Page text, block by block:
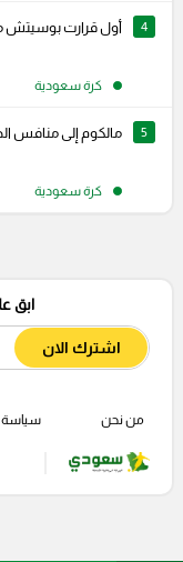
4 أول قرارت بوسيتش
كرة سعودية
5 مالكوم إلى منافس
كرة سعودية
ابق
اشترك الان
من نحن سياسة